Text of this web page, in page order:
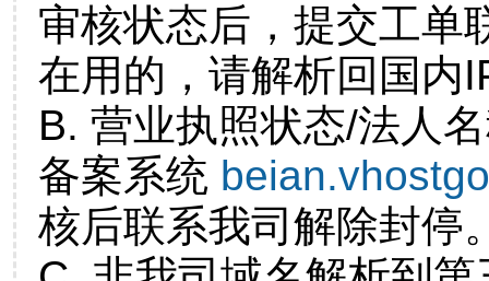
审核状态后，提交工单
在用的，请解析回国内
B. 营业执照状态/法人
备案系统
核后联系我司解除封停